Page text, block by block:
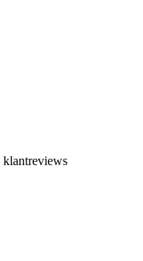
klantreviews